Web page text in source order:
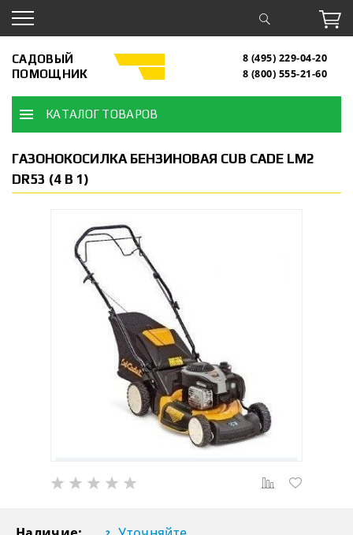
САДОВЫЙ
ПОМОЩНИК
8 (495) 229-04-20
8 (800) 555-21-60
КАТАЛОГ ТОВАРОВ
ГАЗОНОКОСИЛКА БЕНЗИНОВАЯ CUB CADE LM2
DR53 (4 В 1)